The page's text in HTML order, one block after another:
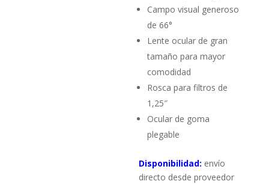
Campo visual generoso
de 66°
Lente ocular de gran
tamaño para mayor
comodidad
Rosca para filtros de
1,25″
Ocular de goma
plegable
Disponibilidad: envío
directo desde proveedor